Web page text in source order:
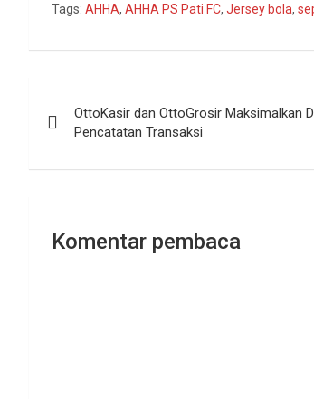
Tags: AHHA, AHHA PS Pati FC, Jersey bola,
pos
OttoKasir dan OttoGrosir Maksimalkan
Pencatatan Transaksi
Komentar pembaca